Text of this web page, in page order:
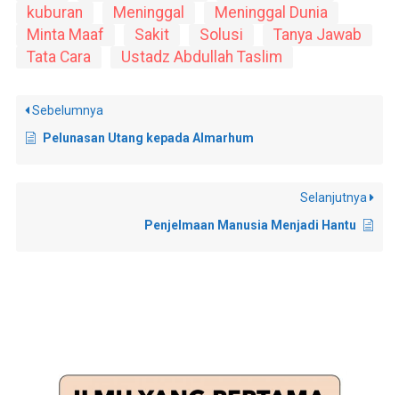
kuburan
Meninggal
Meninggal Dunia
Minta Maaf
Sakit Solusi
Tanya Jawab
Tata Cara
Ustadz Abdullah Taslim
Sebelumnya
Pelunasan Utang kepada Almarhum
Selanjutnya
Penjelmaan Manusia Menjadi Hantu